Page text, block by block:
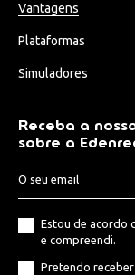
Vantagens
Plataformas
Simuladores
Receba a
sobre a
Estou de acordo
e compreendi.
Pretendo